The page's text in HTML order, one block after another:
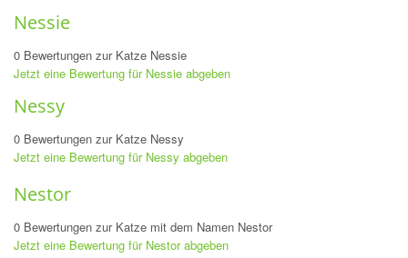
Nessie
0 Bewertungen zur Katze Nessie
Jetzt eine Bewertung für Nessie abgeben
Nessy
0 Bewertungen zur Katze Nessy
Jetzt eine Bewertung für Nessy abgeben
Nestor
0 Bewertungen zur Katze mit dem Namen Nestor
Jetzt eine Bewertung für Nestor abgeben